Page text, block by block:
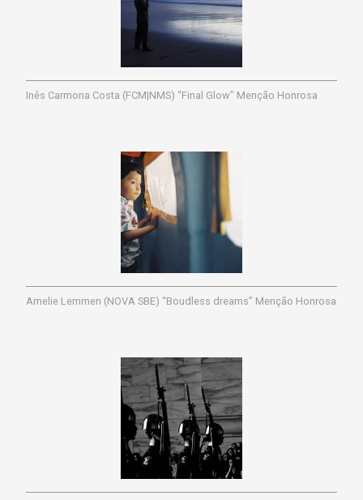
Inês Carmona Costa (FCM|NMS) “Final Glow” Menção Honrosa
Amelie Lemmen (NOVA SBE) “Boudless dreams” Menção Honrosa